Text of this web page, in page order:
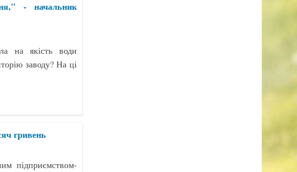
- начальник
на якість води
заводу? На ці
гривень
підприємством-